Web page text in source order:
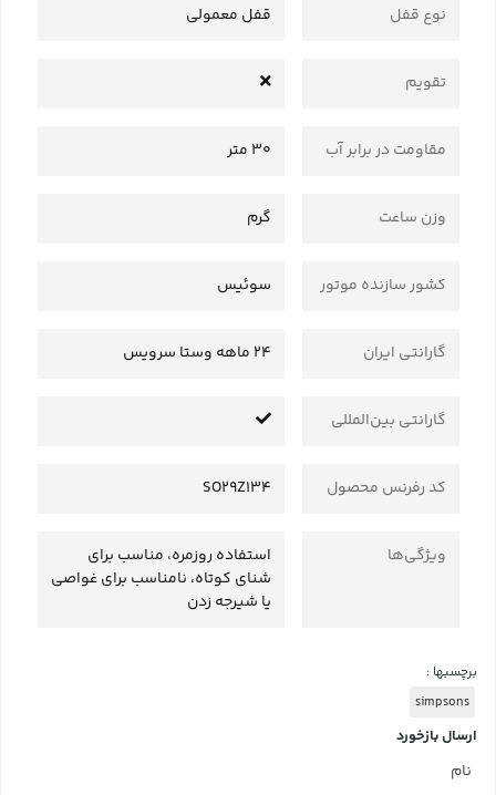
نوع قفل قفل معمولی
تقویم
مقاومت در برابر آب 30 متر
وزن ساعت گرم
کشور سازنده موتور سوئیس
گارانتی ایران 24 ماهه وستا سرویس
گارانتی بین‌المللی
کد رفرنس محصول SO29Z134
ویژگی‌ها
استفاده روزمره، مناسب برای
شنای کوتاه، نامناسب برای غواصی
یا شیرجه زدن
برچسبها :
simpsons
ارسال بازخورد
نام